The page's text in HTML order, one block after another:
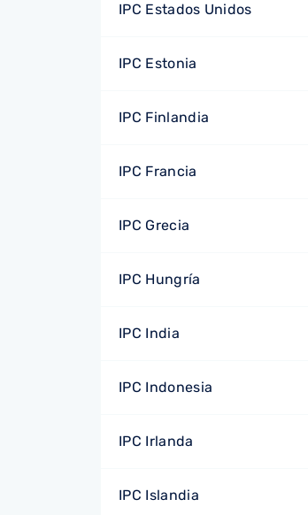
IPC Estados Unidos
IPC Estonia
IPC Finlandia
IPC Francia
IPC Grecia
IPC Hungría
IPC India
IPC Indonesia
IPC Irlanda
IPC Islandia